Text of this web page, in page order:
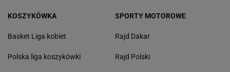
KOSZYKÓWKA
Basket Liga kobiet
Polska liga koszykówki
SPORTY MOTOROWE
Rajd Dakar
Rajd Polski